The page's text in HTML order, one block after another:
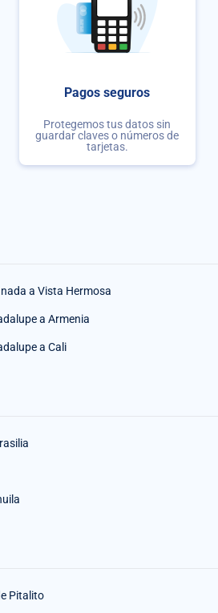
Pagos seguros
Protegemos tus datos sin
guardar claves o números de
tarjetas.
a Vista Hermosa
a Armenia
a Cali
Pitalito